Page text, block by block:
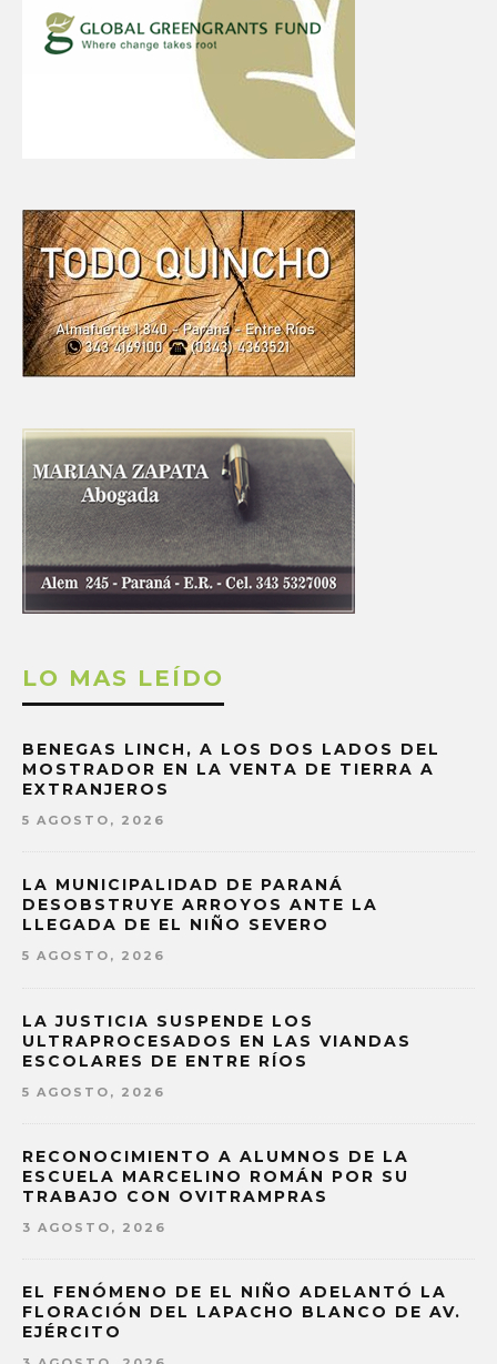
LO MAS LEÍDO
BENEGAS LINCH, A LOS DOS LADOS DEL
MOSTRADOR EN LA VENTA DE TIERRA A
EXTRANJEROS
5 AGOSTO, 2026
LA MUNICIPALIDAD DE PARANÁ
DESOBSTRUYE ARROYOS ANTE LA
LLEGADA DE EL NIÑO SEVERO
5 AGOSTO, 2026
LA JUSTICIA SUSPENDE LOS
ULTRAPROCESADOS EN LAS VIANDAS
ESCOLARES DE ENTRE RÍOS
5 AGOSTO, 2026
RECONOCIMIENTO A ALUMNOS DE LA
ESCUELA MARCELINO ROMÁN POR SU
TRABAJO CON OVITRAMPRAS
3 AGOSTO, 2026
EL FENÓMENO DE EL NIÑO ADELANTÓ LA
FLORACIÓN DEL LAPACHO BLANCO DE AV.
EJÉRCITO